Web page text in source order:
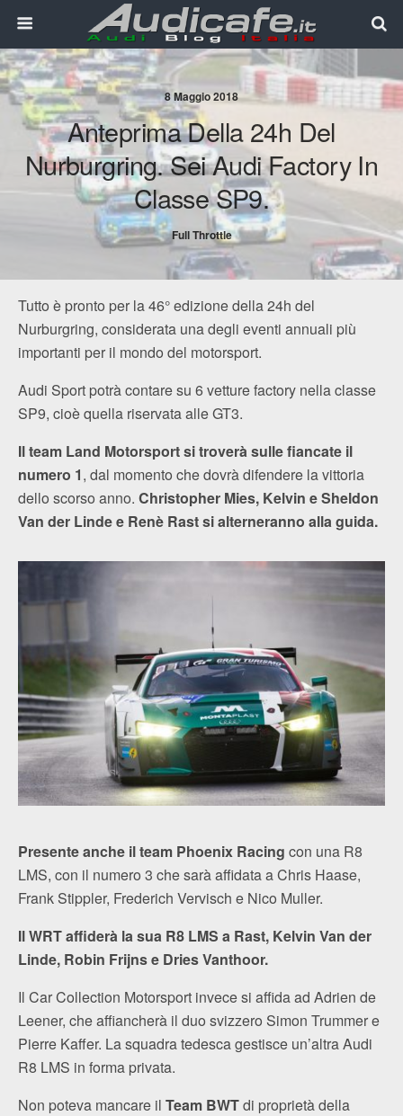
8 Maggio 2018
Anteprima Della 24h Del
Nurburgring. Sei Audi Factory In
Classe SP9.
Full Throttle
Tutto è pronto per la 46° edizione della 24h del
Nurburgring, considerata una degli eventi annuali più
importanti per il mondo del motorsport.
Audi Sport potrà contare su 6 vetture factory nella classe
SP9, cioè quella riservata alle GT3.
Il team Land Motorsport si troverà sulle fiancate il
numero 1, dal momento che dovrà difendere la vittoria
dello scorso anno. Christopher Mies, Kelvin e Sheldon
Van der Linde e Renè Rast si alterneranno alla guida.
Presente anche il team Phoenix Racing con una R8
LMS, con il numero 3 che sarà affidata a Chris Haase,
Frank Stippler, Frederich Vervisch e Nico Muller.
Il WRT affiderà la sua R8 LMS a Rast, Kelvin Van der
Linde, Robin Frijns e Dries Vanthoor.
Il Car Collection Motorsport invece si affida ad Adrien de
Leener, che affiancherà il duo svizzero Simon Trummer e
Pierre Kaffer. La squadra tedesca gestisce un’altra Audi
R8 LMS in forma privata.
Non poteva mancare il Team BWTdi proprietà della